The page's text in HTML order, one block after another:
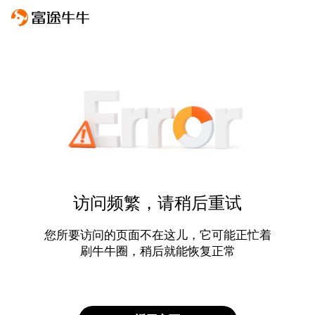
访问频繁，请稍后重试
您所要访问的页面不在这儿，它可能正忙着
刷牛牛圈，稍后就能恢复正常